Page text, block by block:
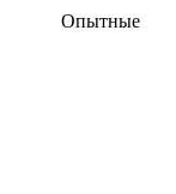
Опытные